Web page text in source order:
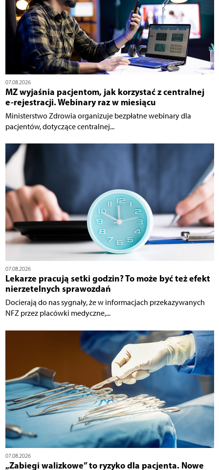
07.08.2026
MZ wyjaśnia pacjentom, jak korzystać z centralnej
e-rejestracji. Webinary raz w miesiącu
Ministerstwo Zdrowia organizuje bezpłatne webinary dla
pacjentów, dotyczące centralnej...
07.08.2026
Lekarze pracują setki godzin? To może być też efekt
nierzetelnych sprawozdań
Docierają do nas sygnały, że w informacjach przekazywanych
NFZ przez placówki medyczne,...
07.08.2026
„Zabiegi walizkowe” to ryzyko dla pacjenta. Nowe